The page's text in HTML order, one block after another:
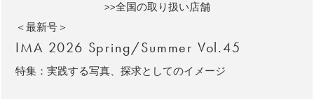
>>全国の取り扱い店舗
＜最新号＞
IMA 2026 Spring/Summer Vol.45
特集：実践する写真、探求としてのイメージ